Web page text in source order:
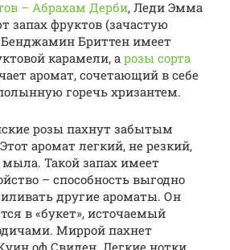
– Абрахам Дерби, Леди Эмма
запах фруктов (зачастую
Бенджамин Бриттен имеет
карамели, а розы сорта
аромат, сочетающий в себе
горечь хризантем.
розы пахнут забытым
аромат легкий, не резкий,
Такой запах имеет
– способность выгодно
другие ароматы. Он
в «букет», источаемый
Миррой пахнет
оф Свиден. Легкие нотки